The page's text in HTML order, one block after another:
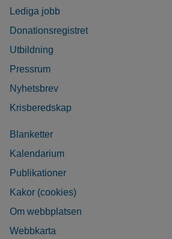
Lediga jobb
Donationsregistret
Utbildning
Pressrum
Nyhetsbrev
Krisberedskap
Blanketter
Kalendarium
Publikationer
Kakor (cookies)
Om webbplatsen
Webbkarta